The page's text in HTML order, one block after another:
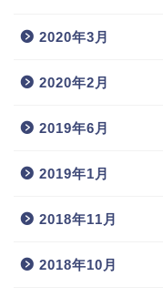
2020年3月
2020年2月
2019年6月
2019年1月
2018年11月
2018年10月